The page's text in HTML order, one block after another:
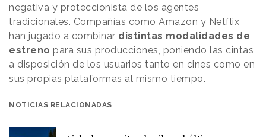
negativa y proteccionista de los agentes
tradicionales. Compañías como Amazon y Netflix
han jugado a combinar distintas modalidades de
estreno para sus producciones, poniendo las cintas
a disposición de los usuarios tanto en cines como en
sus propias plataformas al mismo tiempo.
NOTICIAS RELACIONADAS